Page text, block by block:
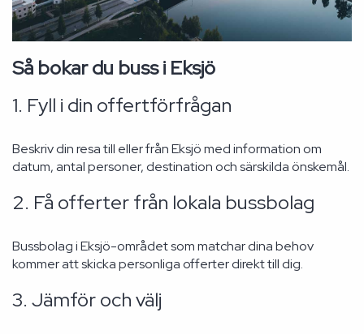
Så bokar du buss i Eksjö
1. Fyll i din offertförfrågan
Beskriv din resa till eller från Eksjö med information om
datum, antal personer, destination och särskilda önskemål.
2. Få offerter från lokala bussbolag
Bussbolag i Eksjö-området som matchar dina behov
kommer att skicka personliga offerter direkt till dig.
3. Jämför och välj